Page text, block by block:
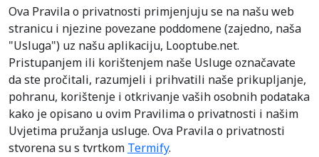
Ova Pravila o privatnosti primjenjuju se na našu web
stranicu i njezine povezane poddomene (zajedno, naša
"Usluga") uz našu aplikaciju, Looptube.net.
Pristupanjem ili korištenjem naše Usluge označavate
da ste pročitali, razumjeli i prihvatili naše prikupljanje,
pohranu, korištenje i otkrivanje vaših osobnih podataka
kako je opisano u ovim Pravilima o privatnosti i našim
Uvjetima pružanja usluge. Ova Pravila o privatnosti
stvorena su s tvrtkom Termify.